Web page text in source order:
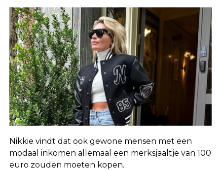
Nikkie vindt dat ook gewone mensen met een
modaal inkomen allemaal een merksjaaltje van 100
euro zouden moeten kopen.